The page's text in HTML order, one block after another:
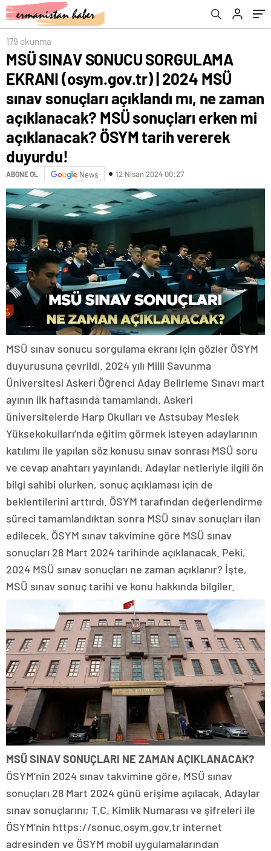
açıklandı mı, ne zaman açıklanacak? MSÜ
sonuçları erken mi açıklanacak? ÖSYM tarih
vererek duyurdu!
179 okunma
MSÜ SINAV SONUCU SORGULAMA
EKRANI (osym.gov.tr) | 2024 MSÜ
sınav sonuçları açıklandı mı, ne zaman
açıklanacak? MSÜ sonuçları erken mi
açıklanacak? ÖSYM tarih vererek
duyurdu!
ABONE OL News 12 Nisan 2024 00:27
MSÜ sınav sonucu sorgulama ekranı için gözler ÖSYM
duyurusuna çevrildi. 2024 yılı Milli Savunma
Üniversitesi Askeri Öğrenci Aday Belirleme Sınavı mart
ayının ilk haftasında tamamlandı. Askeri
üniversitelerde Harp Okulları ve Astsubay Meslek
Yüksekokulları’nda eğitim görmek isteyen adaylarının
katılımı ile yapılan söz konusu sınav sonrası MSÜ soru
ve cevap anahtarı yayınlandı. Adaylar netleriyle ilgili ön
bilgi sahibi olurken, sonuç açıklaması için de
beklentilerini arttırdı. ÖSYM tarafından değerlendirme
süreci tamamlandıktan sonra MSÜ sınav sonuçları ilan
edilecek. ÖSYM sınav takvimine göre MSÜ sınav
sonuçları 28 Mart 2024 tarihinde açıklanacak. Peki,
2024 MSÜ sınav sonuçları ne zaman açıklanır? İşte,
MSÜ sınav sonuç tarihi ve konu hakkında bilgiler.
MSÜ SINAV SONUÇLARI NE ZAMAN AÇIKLANACAK?
ÖSYM’nin 2024 sınav takvimine göre, MSÜ sınav
sonuçları 28 Mart 2024 günü erişime açılacak. Adaylar
sınav sonuçlarını; T.C. Kimlik Numarası ve şifreleri ile
ÖSYM’nin https://sonuc.osym.gov.tr internet
adresinden ve ÖSYM mobil uygulamalarından